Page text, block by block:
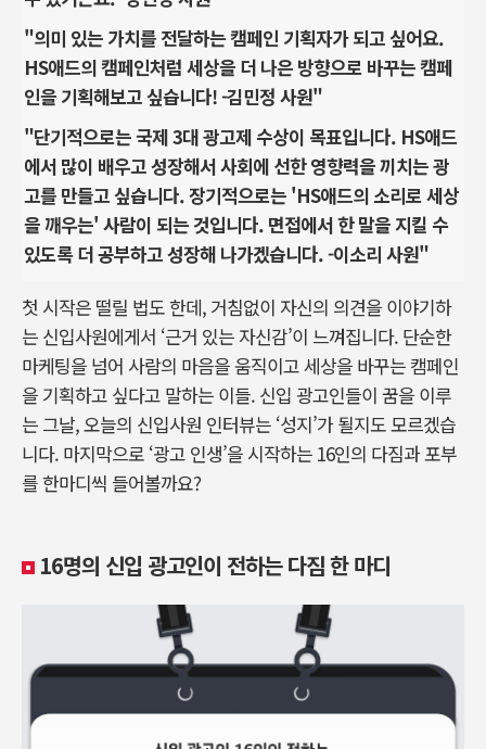
"의미 있는 가치를 전달하는 캠페인 기획자가 되고 싶어요.
HS애드의캠페인처럼 세상을 더 나은 방향으로 바꾸는 캠페
인을 기획해보고 싶습니다! -김민정 사원"
"단기적으로는 국제 3대 광고제 수상이 목표입니다. HS애드
에서 많이 배우고 성장해서 사회에 선한 영향력을 끼치는 광
고를 만들고 싶습니다. 장기적으로는 'HS애드의 소리로 세상
을 깨우는' 사람이 되는 것입니다. 면접에서 한 말을 지킬 수
있도록 더 공부하고 성장해 나가겠습니다. -이소리 사원"
첫 시작은 떨릴 법도 한데, 거침없이 자신의 의견을 이야기하
는 신입사원에게서 ‘근거 있는 자신감’이 느껴집니다. 단순한
마케팅을 넘어 사람의 마음을 움직이고 세상을 바꾸는 캠페인
을 기획하고 싶다고 말하는 이들. 신입 광고인들이 꿈을 이루
는 그날, 오늘의 신입사원 인터뷰는 ‘성지’가 될지도 모르겠습
니다. 마지막으로 ‘광고 인생’을 시작하는 16인의 다짐과 포부
를 한마디씩 들어볼까요?
16명의 신입 광고인이 전하는 다짐 한 마디